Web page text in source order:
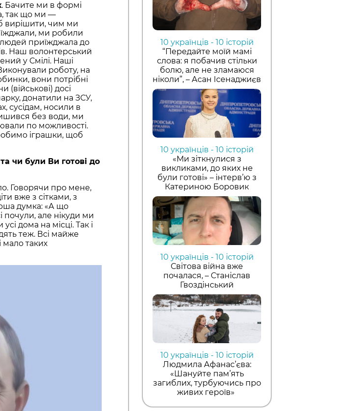
. Бачите ми в формі
так що ми —
вирішити, чим ми
ми робили
людей приїжджала до
Наш волонтерський
у Смілі. Наші
роботу, на
вони потрібні
(військові) досі
донатили на ЗСУ,
сусідам, носили в
без води, ми
по можливості.
іграшки, щоб
чи були Ви готові до
Говорячи про мене,
вже з сітками, з
думка: «А що
почули, але нікуди ми
дома на місці. Так і
теж. Всі майже
мало таких
10 українців - 10 історій
“Передайте моїй мамі
слова: я побачив стільки
болю, але не зламаюся
ніколи”, – Асан Ісенаджиєв
10 українців - 10 історій
«Ми зіткнулися з
викликами, до яких не
були готові» – інтерв’ю з
Катериною Боровик
10 українців - 10 історій
Світова війна вже
почалася, – Станіслав
Гвоздінський
10 українців - 10 історій
Людмила Афанас’єва:
«Шануйте пам’ять
загиблих, турбуючись про
живих героїв»